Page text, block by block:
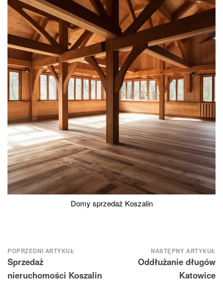
Domy sprzedaż Koszalin
Nawigacja
wpisu
POPRZEDNI ARTYKUŁ
Sprzedaż
nieruchomości Koszalin
NASTĘPNY ARTYKUŁ
Oddłużanie długów
Katowice